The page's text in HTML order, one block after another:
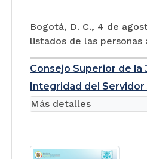
Bogotá, D. C., 4 de
listados de las
Consejo Superior de la
Integridad del Servidor
Más detalles